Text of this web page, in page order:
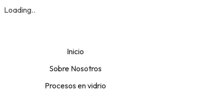
Loading..
Inicio
Sobre Nosotros
Procesos en vidrio